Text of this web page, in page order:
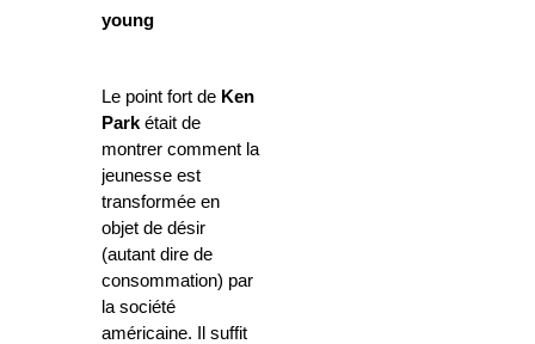
young
Le point fort de Ken
Park était de
montrer comment la
jeunesse est
transformée en
objet de désir
(autant dire de
consommation) par
la société
américaine. Il suffit